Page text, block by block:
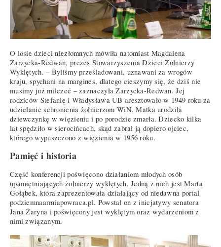
O losie dzieci niezłomnych mówiła natomiast Magdalena
Zarzycka-Redwan, prezes Stowarzyszenia Dzieci Żołnierzy
Wyklętych. – Byliśmy prześladowani, uznawani za wrogów
kraju, spychani na margines, dlatego cieszymy się, że dziś nie
musimy już milczeć – zaznaczyła Zarzycka-Redwan. Jej
rodziców Stefanię i Władysława UB aresztowało w 1949 roku za
udzielanie schronienia żołnierzom WiN. Matka urodziła
dziewczynkę w więzieniu i po porodzie zmarła. Dziecko kilka
lat spędziło w sierocińcach, skąd zabrał ją dopiero ojciec,
którego wypuszczono z więzienia w 1956 roku.
Pamięć i historia
Część konferencji poświęcono działaniom młodych osób
upamiętniających żołnierzy wyklętych. Jedną z nich jest Marta
Gołąbek, która zaprezentowała działający od niedawna portal
podziemnaarmiapowraca.pl. Powstał on z inicjatywy senatora
Jana Żaryna i poświęcony jest wyklętym oraz wydarzeniom z
nimi związanym.